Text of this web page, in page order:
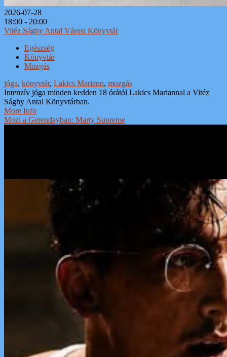
2026-07-28
18:00 - 20:00
Vitéz Sághy Antal Városi Könyvtár
Egészség
Könyvtár
Mozgás
jóga, könyvtár, Lakics Mariann, mozgás
Intenzív jóga minden kedden 18 órától Lakics Mariannal a Vitéz
Sághy Antal Könyvtárban.
More Info
Mozi a Gerendayban: Marty Supreme